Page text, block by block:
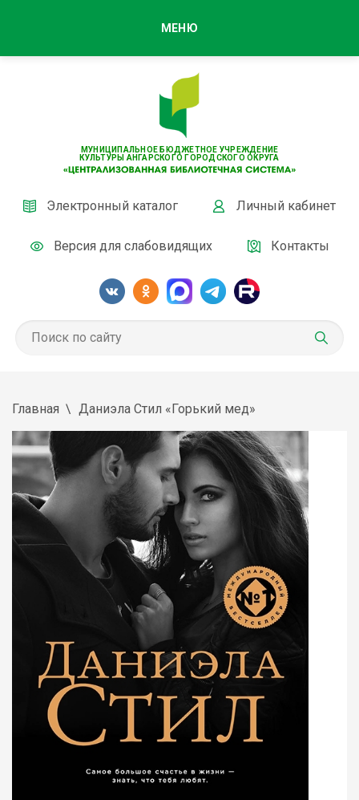
МУНИЦИПАЛЬНОЕ БЮДЖЕТНОЕ УЧРЕЖДЕНИЕ
КУЛЬТУРЫ АНГАРСКОГО ГОРОДСКОГО ОКРУГА
Электронный каталог Личный кабинет
Версия для слабовидящих Контакты
МЕНЮ
Главная Даниэла Стил «Горький мед»